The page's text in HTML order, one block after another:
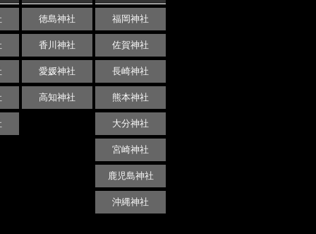
徳島神社
香川神社
愛媛神社
高知神社
福岡神社
佐賀神社
長崎神社
熊本神社
大分神社
宮崎神社
鹿児島神社
沖縄神社